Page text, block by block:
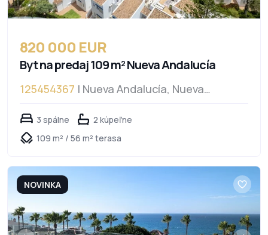
820 000 EUR
Byt na predaj 109 m² Nueva Andalucía
125454367 | Nueva Andalucía, Nueva
3 spálne
2 kúpeľne
109 m² / 56 m² terasa
NOVINKA